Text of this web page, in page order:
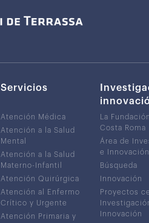
Servicios
Atención Médica
Atención a la Salud
Mental
Atención a la Salud
Materno-Infantil
Atención Quirúrgica
Atención al Enfermo
Crítico y Urgente
Atención Primaria y
La
Costa Roma
Área de
e Innovación
Búsqueda
Innovación
Proyectos
Innovación